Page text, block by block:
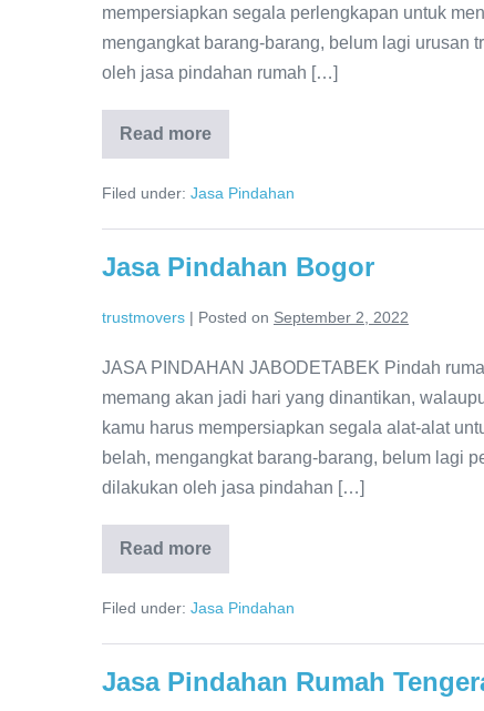
mempersiapkan segala perlengkapan untuk
mengangkat barang-barang, belum lagi urusan
oleh jasa pindahan rumah […]
Read more
Jasa
Pindahan
Filed under: Jasa Pindahan
Jasa Pindahan Bogor
trustmovers | Posted on September 2, 2022
JASA PINDAHAN JABODETABEK Pindah
memang akan jadi hari yang dinantikan,
kamu harus mempersiapkan segala alat-alat
belah, mengangkat barang-barang, belum lagi
dilakukan oleh jasa pindahan […]
Read more
Jasa
Pindahan
Filed under: Jasa Pindahan
Jasa Pindahan Rumah